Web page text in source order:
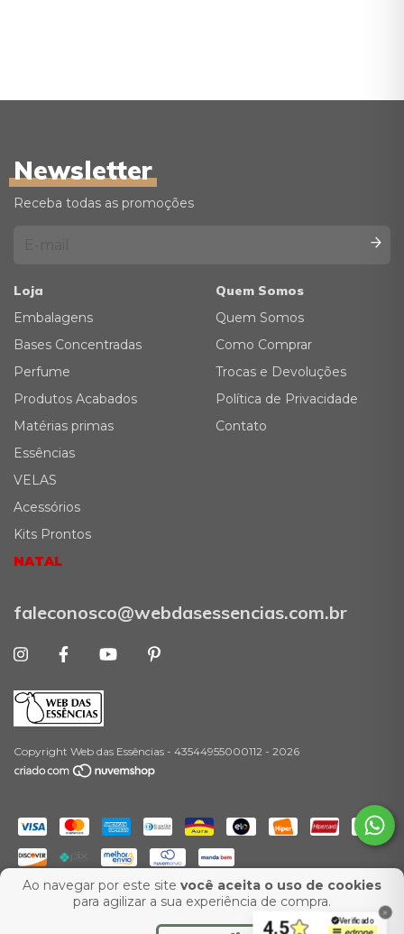
Ao navegar por este site você aceita o uso de cookies
para agilizar a sua experiência de compra.
Newsletter
Receba todas as promoções
Loja
Embalagens
Bases Concentradas
Perfume
Produtos Acabados
Matérias primas
Essências
VELAS
Acessórios
Kits Prontos
NATAL
Quem Somos
Quem Somos
Como Comprar
Trocas e Devoluções
Política de Privacidade
Contato
faleconosco@webdasessencias.com.br
Copyright Web das Essências - 43544955000112 - 2026
Desenvolvimento: Agência Ux Web -Marketing para E-Commerce